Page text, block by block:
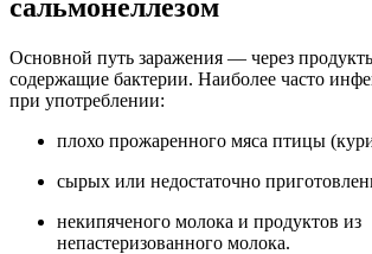
сальмонеллезом
Основной путь заражения — через
содержащие бактерии. Наиболее часто
при употреблении:
плохо прожаренного мяса птицы
сырых или недостаточно
некипяченого молока и продуктов из
непастеризованного молока.